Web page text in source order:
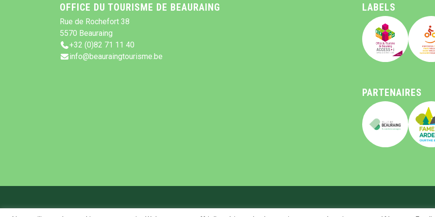
OFFICE DU TOURISME DE BEAURAING
Rue de Rochefort 38
5570 Beauraing
+32 (0)82 71 11 40
info@beauraingtourisme.be
LABELS
PARTENAIRES
Office du tourisme de Beauraing © 2026 All Right Reserved FAQ TERMS ET